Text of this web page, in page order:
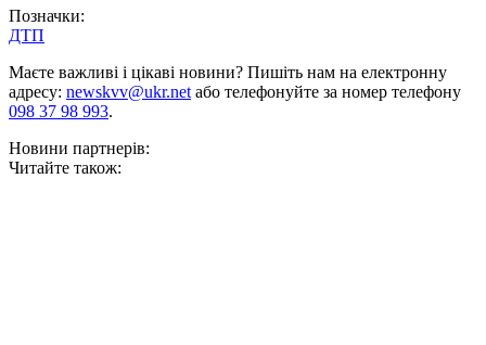
Позначки:
ДТП
Маєте важливі і цікаві новини? Пишіть нам на електронну
адресу: newskvv@ukr.netабо телефонуйте за номер телефону
098 37 98 993.
Новини партнерів:
Читайте також: